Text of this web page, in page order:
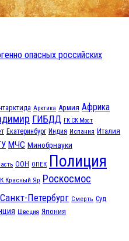
опасных российских
Арктика Армия Африка
ГИБДД ГК СК Мост
Екатеринбург Индия Испания Италия
МЧС Минобрнауки
ООН ОПЕК Полиция
Красный Яр Роскосмос
Санкт-Петербург Смерть Суд
Швеция Япония